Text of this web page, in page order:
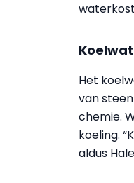
Het
van
chemie.
koeling.
aldus